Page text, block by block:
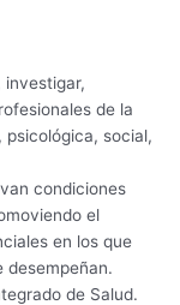
investigar,
de la
psicológica, social,
condiciones
el
en los que
desempeñan.
de Salud.